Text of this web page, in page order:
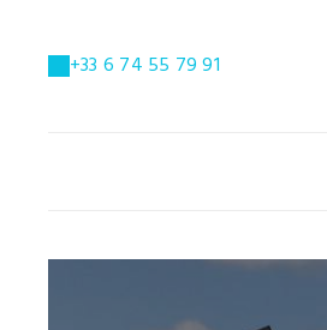
+33 6 74 55 79 91